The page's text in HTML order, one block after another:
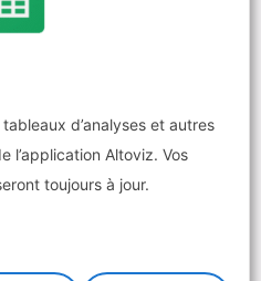
d’analyses et autres
l’application Altoviz. Vos
toujours à jour.